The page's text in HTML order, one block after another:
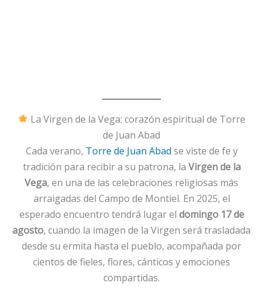
La Virgen de la Vega: corazón espiritual de Torre
de Juan Abad
Cada verano, Torre de Juan Abad se viste de fe y
tradición para recibir a su patrona, la Virgen de la
Vega, en una de las celebraciones religiosas más
arraigadas del Campo de Montiel. En 2025, el
esperado encuentro tendrá lugar el domingo 17 de
agosto, cuando la imagen de la Virgen será trasladada
desde su ermita hasta el pueblo, acompañada por
cientos de fieles, flores, cánticos y emociones
compartidas.